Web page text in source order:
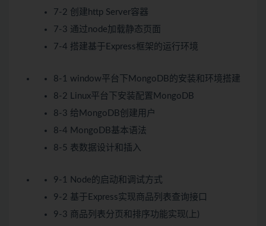
7-2 创建http Server容器
7-3 通过node加载静态页面
7-4 搭建基于Express框架的运行环境
8-1 window平台下MongoDB的安装和环境搭建
8-2 Linux平台下安装配置MongoDB
8-3 给MongoDB创建用户
8-4 MongoDB基本语法
8-5 表数据设计和插入
9-1 Node的启动和调试方式
9-2 基于Express实现商品列表查询接口
9-3 商品列表分页和排序功能实现(上)